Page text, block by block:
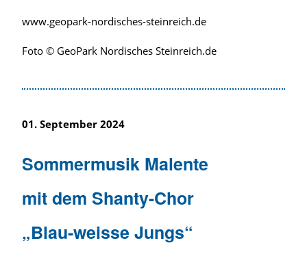
www.geopark-nordisches-steinreich.de
Foto © GeoPark Nordisches Steinreich.de
01. September 2024
Sommermusik Malente
mit dem Shanty-Chor
„Blau-weisse Jungs“